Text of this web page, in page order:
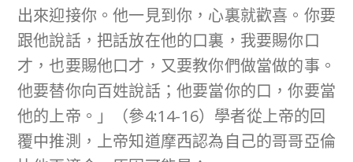
出來迎接你。他一見到你，心裏就歡喜。你要
跟他說話，把話放在他的口裏，我要賜你口
才，也要賜他口才，又要教你們做當做的事。
他要替你向百姓說話；他要當你的口，你要當
他的上帝。」（參4:14-16）學者從上帝的回
覆中推測，上帝知道摩西認為自己的哥哥亞倫